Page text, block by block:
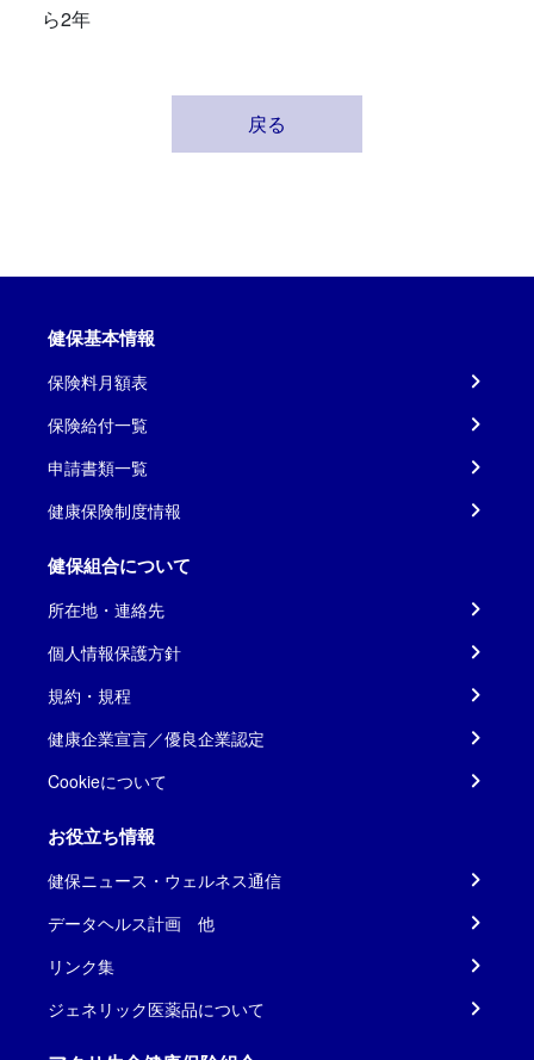
ら2年
戻る
健保基本情報
保険料月額表
保険給付一覧
申請書類一覧
健康保険制度情報
健保組合について
所在地・連絡先
個人情報保護方針
規約・規程
健康企業宣言／優良企業認定
Cookieについて
お役立ち情報
健保ニュース・ウェルネス通信
データヘルス計画 他
リンク集
ジェネリック医薬品について